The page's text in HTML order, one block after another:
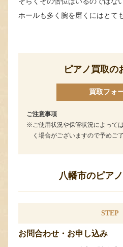
ホールも多く腕を磨くにはとて
ピアノ買取の
買取フォ
ご注意事項
ご使用状況や保管状況によって
く場合がございますので予めご
八幡市のピア
STEP
お問合わせ・お申し込み